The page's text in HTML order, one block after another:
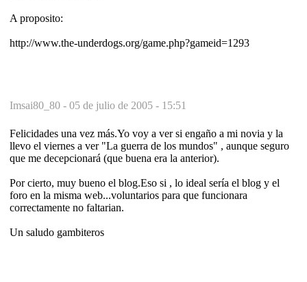
A proposito:
http://www.the-underdogs.org/game.php?gameid=1293
Imsai80_80 - 05 de julio de 2005 - 15:51
Felicidades una vez más.Yo voy a ver si engaño a mi novia y la
llevo el viernes a ver "La guerra de los mundos" , aunque seguro
que me decepcionará (que buena era la anterior).
Por cierto, muy bueno el blog.Eso si , lo ideal sería el blog y el
foro en la misma web...voluntarios para que funcionara
correctamente no faltarian.
Un saludo gambiteros